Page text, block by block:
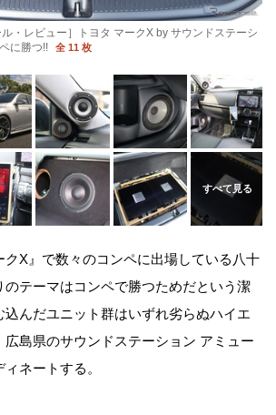
ル・レビュー］トヨタ マークX by サウンドステーシ
に勝つ!!
全 11 枚
クX』で数々のコンペに出場している八十
のテーマはコンペで勝つためだという潔
込んだユニット群はいずれ劣らぬハイエ
広島県のサウンドステーション アミュー
ネートする。